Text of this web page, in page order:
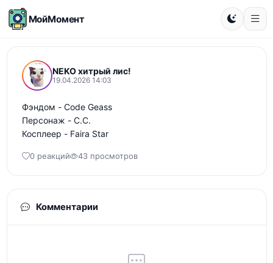
МойМомент
NEKO хитрый лис!
19.04.2026 14:03
Фэндом - Code Geass
Персонаж - C.C.
Косплеер - Faira Star
0 реакций 43 просмотров
Комментарии